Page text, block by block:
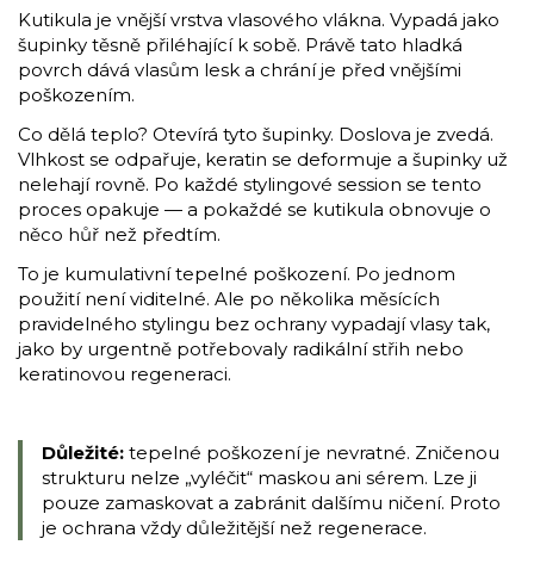
Kutikula je vnější vrstva vlasového vlákna. Vypadá jako
šupinky těsně přiléhající k sobě. Právě tato hladká
povrch dává vlasům lesk a chrání je před vnějšími
poškozením.
Co dělá teplo? Otevírá tyto šupinky. Doslova je zvedá.
Vlhkost se odpařuje, keratin se deformuje a šupinky už
nelehají rovně. Po každé stylingové session se tento
proces opakuje — a pokaždé se kutikula obnovuje o
něco hůř než předtím.
To je kumulativní tepelné poškození. Po jednom
použití není viditelné. Ale po několika měsících
pravidelného stylingu bez ochrany vypadají vlasy tak,
jako by urgentně potřebovaly radikální střih nebo
keratinovou regeneraci.
Důležité: tepelné poškození je nevratné. Zničenou
strukturu nelze „vyléčit“ maskou ani sérem. Lze ji
pouze zamaskovat a zabránit dalšímu ničení. Proto
je ochrana vždy důležitější než regenerace.